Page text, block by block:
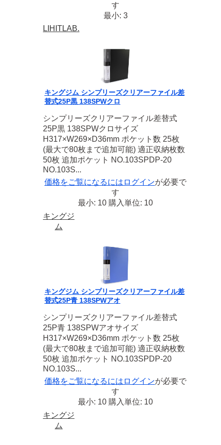
す
最小: 3
LIHITLAB.
キングジム シンプリーズクリアーファイル差
替式25P黒 138SPWクロ
シンプリーズクリアーファイル差替式
25P黒 138SPWクロサイズ
H317×W269×D36mm ポケット数 25枚
(最大で80枚まで追加可能) 適正収納枚数
50枚 追加ポケット NO.103SPDP-20
NO.103S...
価格をご覧になるには ログインが必要で
す
最小: 10 購入単位: 10
キングジ
ム
キングジム シンプリーズクリアーファイル差
替式25P青 138SPWアオ
シンプリーズクリアーファイル差替式
25P青 138SPWアオサイズ
H317×W269×D36mm ポケット数 25枚
(最大で80枚まで追加可能) 適正収納枚数
50枚 追加ポケット NO.103SPDP-20
NO.103S...
価格をご覧になるには ログインが必要で
す
最小: 10 購入単位: 10
キングジ
ム